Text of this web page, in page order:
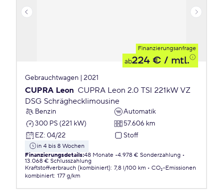
Finanzierungsanfrage
ab224 € / mtl.
Gebrauchtwagen | 2021
CUPRA Leon CUPRA Leon 2.0 TSI 221kW VZ
DSG Schräghecklimousine
Benzin
Automatik
300 PS (221 kW)
57.606 km
EZ: 04/22 Stoff
in 4 bis 8 Wochen
Finanzierungsdetails:48 Monate 4.978 € Sonderzahlung
13.068 € Schlusszahlung
Kraftstoffverbrauch (kombiniert): 7,8 l/100 km
CO₂-Emissionen
kombiniert: 177 g/km